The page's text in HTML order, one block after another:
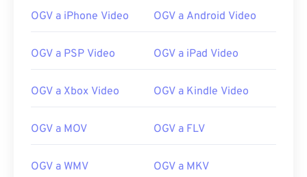
00 00
00 00
00 00
00 00
OGV a iPhone Video OGV a Android Video
OGV a PSP Video OGV a iPad Video
OGV a Xbox Video OGV a Kindle Video
OGV a MOV OGV a FLV
OGV a WMV OGV a MKV